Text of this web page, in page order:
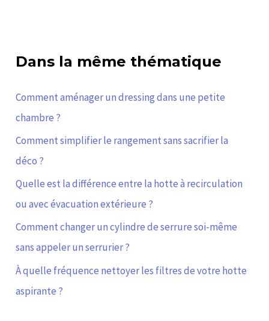
Dans la même thématique
Comment aménager un dressing dans une petite
chambre ?
Comment simplifier le rangement sans sacrifier la
déco ?
Quelle est la différence entre la hotte à recirculation
ou avec évacuation extérieure ?
Comment changer un cylindre de serrure soi-même
sans appeler un serrurier ?
À quelle fréquence nettoyer les filtres de votre hotte
aspirante ?